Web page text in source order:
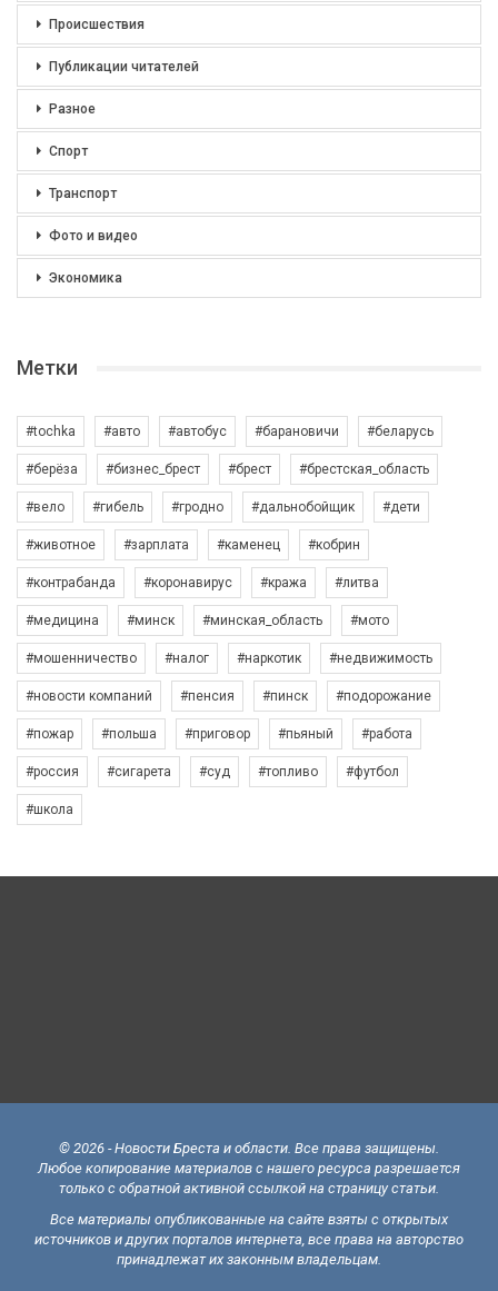
Происшествия
Публикации читателей
Разное
Спорт
Транспорт
Фото и видео
Экономика
Метки
#tochka #авто #автобус #барановичи #беларусь
#берёза #бизнес_брест #брест #брестская_область
#вело #гибель #гродно #дальнобойщик #дети
#животное #зарплата #каменец #кобрин
#контрабанда #коронавирус #кража #литва
#медицина #минск #минская_область #мото
#мошенничество #налог #наркотик #недвижимость
#новости компаний #пенсия #пинск #подорожание
#пожар #польша #приговор #пьяный #работа
#россия #сигарета #суд #топливо #футбол
#школа
© 2026 - Новости Бреста и области. Все права защищены.
Любое копирование материалов с нашего ресурса разрешается
только с обратной активной ссылкой на страницу статьи.
Все материалы опубликованные на сайте взяты с открытых
источников и других порталов интернета, все права на авторство
принадлежат их законным владельцам.